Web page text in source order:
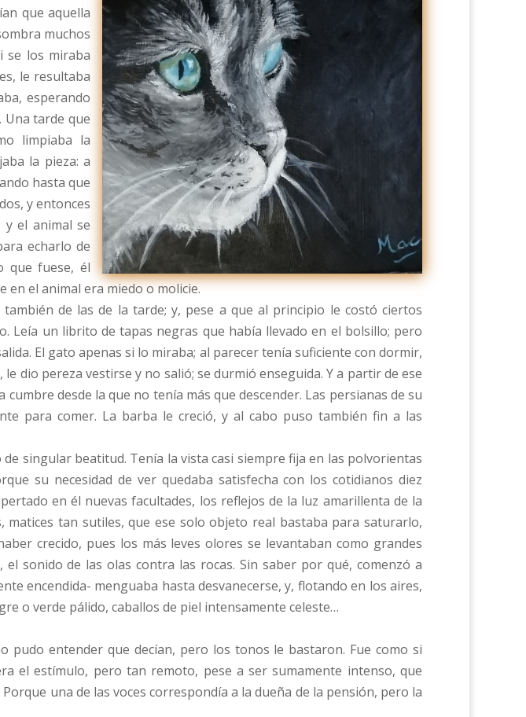
que aquella
muchos
se los miraba
le resultaba
esperando
Una tarde que
limpiaba la
la pieza: a
hasta que
y entonces
y el animal se
echarlo de
que fuese, él
en el animal era miedo o molicie.
de las de la tarde; y, pese a que al principio le costó ciertos
Leía un librito de tapas negras que había llevado en el bolsillo; pero
El gato apenas si lo miraba; al parecer tenía suficiente con dormir,
dio pereza vestirse y no salió; se durmió enseguida. Y a partir de ese
desde la que no tenía más que descender. Las persianas de su
para comer. La barba le creció, y al cabo puso también fin a las
singular beatitud. Tenía la vista casi siempre fija en las polvorientas
su necesidad de ver quedaba satisfecha con los cotidianos diez
en él nuevas facultades, los reflejos de la luz amarillenta de la
tan sutiles, que ese solo objeto real bastaba para saturarlo,
crecido, pues los más leves olores se levantaban como grandes
sonido de las olas contra las rocas. Sin saber por qué, comenzó a
encendida- menguaba hasta desvanecerse, y, flotando en los aires,
o verde pálido, caballos de piel intensamente celeste…
entender que decían, pero los tonos le bastaron. Fue como si
el estímulo, pero tan remoto, pese a ser sumamente intenso, que
una de las voces correspondía a la dueña de la pensión, pero la